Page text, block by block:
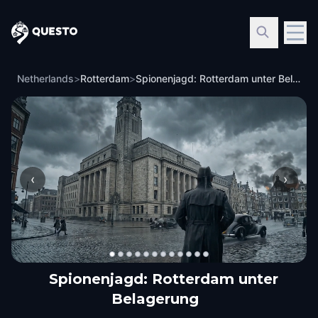
Questo
Netherlands>Rotterdam> Spionenjagd: Rotterdam unter Belagerung
‹ ›
Spionenjagd: Rotterdam unter
Belagerung